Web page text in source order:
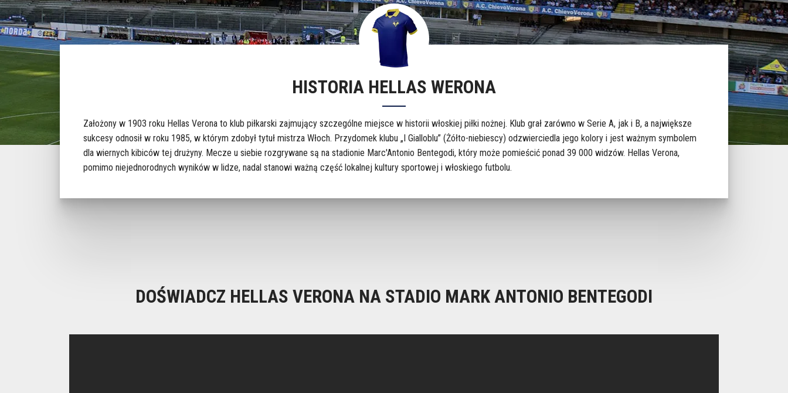
HISTORIA HELLAS WERONA
Założony w 1903 roku Hellas Verona to klub piłkarski zajmujący szczególne miejsce w historii włoskiej piłki nożnej. Klub grał zarówno w Serie A, jak i B, a największe
sukcesy odnosił w roku 1985, w którym zdobył tytuł mistrza Włoch. Przydomek klubu „I Gialloblu” (Żółto-niebiescy) odzwierciedla jego kolory i jest ważnym symbolem
dla wiernych kibiców tej drużyny. Mecze u siebie rozgrywane są na stadionie Marc'Antonio Bentegodi, który może pomieścić ponad 39 000 widzów. Hellas Verona,
pomimo niejednorodnych wyników w lidze, nadal stanowi ważną część lokalnej kultury sportowej i włoskiego futbolu.
DOŚWIADCZ HELLAS VERONA NA STADIO MARK ANTONIO BENTEGODI